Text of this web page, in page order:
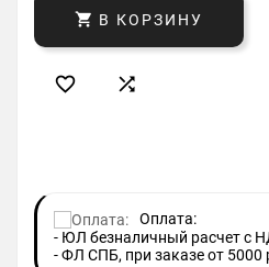
 В КОРЗИНУ
 
Оплата:
- ЮЛ безналичный расчет с
- ФЛ СПБ, при заказе от 5000